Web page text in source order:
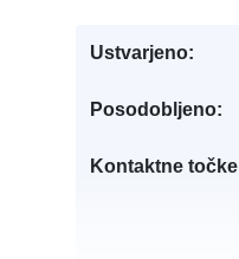
Ustvarjeno:
Posodobljeno:
Kontaktne